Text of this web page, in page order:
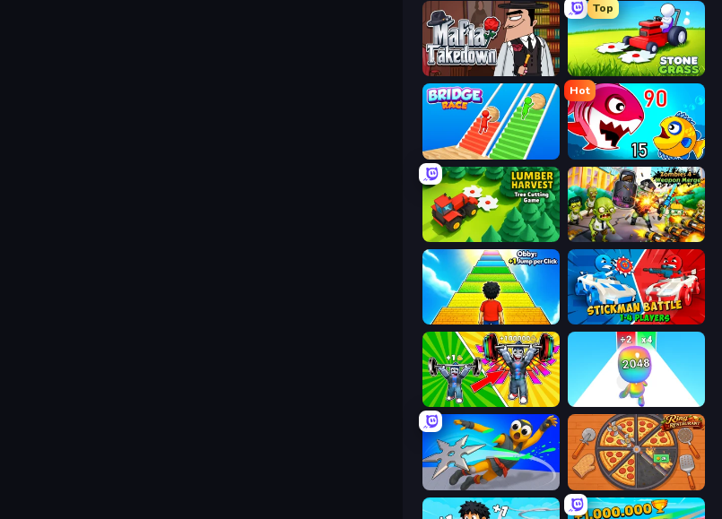
Mafia Takedown
Top
Stone Grass: Mowing Simulator
Bridge Race
Hot
Fish Eat Getting Big
Lumber Harvest: Tree Cutting Game Zombies 4 Weapon Merge
Obby: +1 Jump per Click Stickman battle 1-4 Players
Obby: Gym Simulator, Escape Man Runner 2048
Ninja Swipe Strike Ring Restaurant